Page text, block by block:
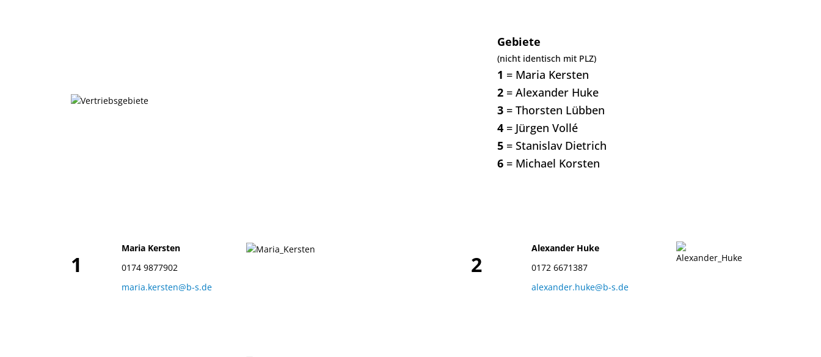
Gebiete
(nicht identisch mit PLZ)
1 = Maria Kersten
2 = Alexander Huke
3 = Thorsten Lübben
4 = Jürgen Vollé
5 = Stanislav Dietrich
6 = Michael Korsten
1
Maria Kersten
0174 9877902
maria.kersten@b-s.de
2
Alexander Huke
0172 6671387
alexander.huke@b-s.de